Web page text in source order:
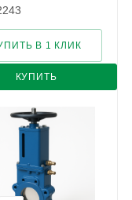
КУПИТЬ
В 1 КЛИК